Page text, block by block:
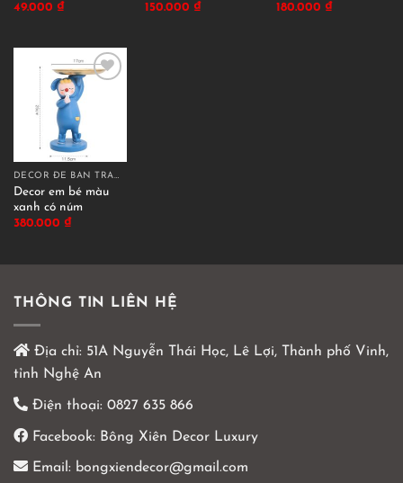
49.000 ₫
150.000 ₫
180.000 ₫
DECOR ĐỂ BÀN TRANG TRÍ
Decor em bé màu
xanh có núm
380.000 ₫
THÔNG TIN LIÊN HỆ
Địa chỉ: 51A Nguyễn Thái Học, Lê Lợi, Thành phố Vinh,
tỉnh Nghệ An
Điện thoại: 0827 635 866
Facebook: Bông Xiên Decor Luxury
Email: bongxiendecor@gmail.com